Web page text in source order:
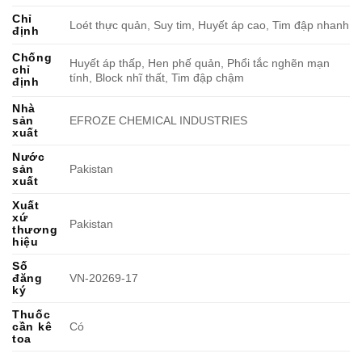
Chỉ
định
Loét thực quản, Suy tim, Huyết áp cao, Tim đập nhanh
Chống
chỉ
định
Huyết áp thấp, Hen phế quản, Phổi tắc nghẽn mạn
tính, Block nhĩ thất, Tim đập chậm
Nhà
sản
xuất
EFROZE CHEMICAL INDUSTRIES
Nước
sản
xuất
Pakistan
Xuất
xứ
thương
hiệu
Pakistan
Số
đăng
ký
VN-20269-17
Thuốc
cần kê
toa
Có